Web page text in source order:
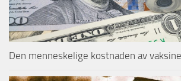
Den menneskelige kostnaden av